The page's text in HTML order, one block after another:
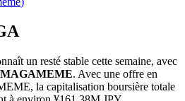
un resté stable cette semaine, avec
MAGAMEME. Avec une offre en
la capitalisation boursière totale